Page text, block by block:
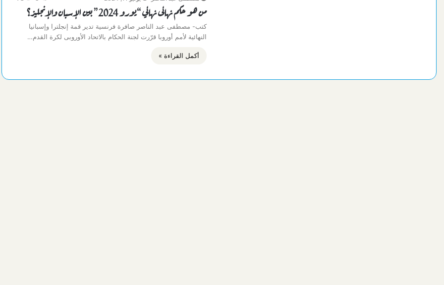
من هو حكم نهائى نهائي “يورو 2024” بين الإسبان والإنجليز؟
كتب- مصطفى عبد الناصر صافرة فرنسية تدير قمة إنجلترا وإسبانيا
النهائية لأمم أوروبا قرّرت لجنة الحكام بالاتحاد الأوروبى لكرة القدم…
أكمل القراءة »